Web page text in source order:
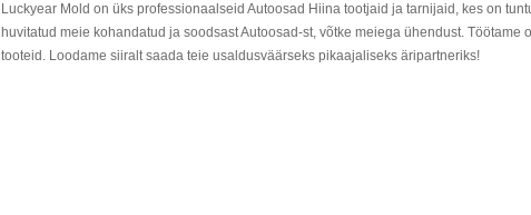
Luckyear Mold on üks professionaalseid Autoosad Hiina tootjaid ja tarnijaid, kes on
huvitatud meie kohandatud ja soodsast Autoosad-st, võtke meiega ühendust.
tooteid. Loodame siiralt saada teie usaldusväärseks pikaajaliseks äripartneriks!